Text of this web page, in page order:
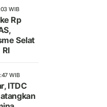
WIB
Rp
Selat
WIB
ITDC